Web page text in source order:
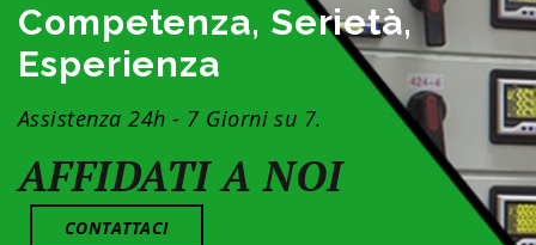
Competenza, Serietà,
Esperienza
Assistenza 24h - 7 Giorni su 7.
AFFIDATI A NOI
CONTATTACI